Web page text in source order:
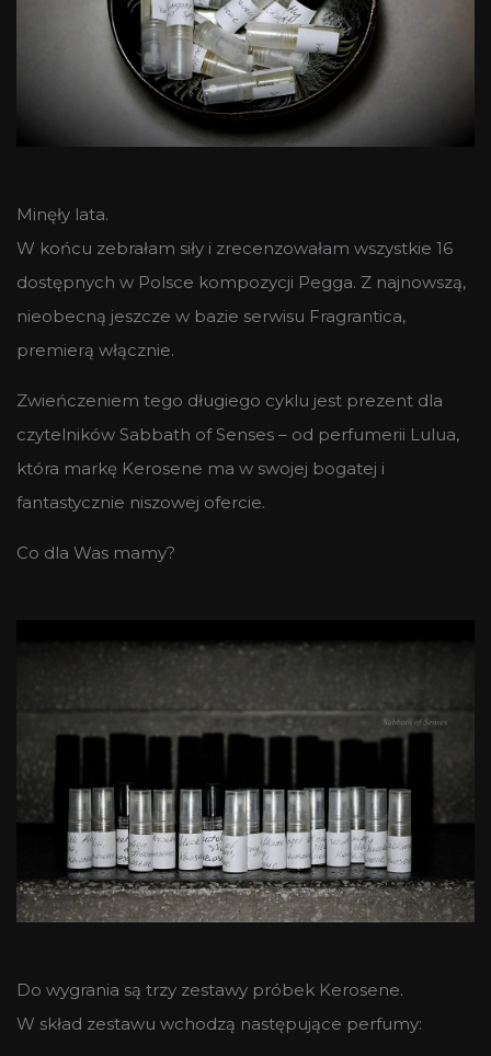
Minęły lata.
W końcu zebrałam siły i zrecenzowałam wszystkie 16
dostępnych w Polsce kompozycji Pegga. Z najnowszą,
nieobecną jeszcze w bazie serwisu Fragrantica,
premierą włącznie.
Zwieńczeniem tego długiego cyklu jest prezent dla
czytelników Sabbath of Senses – od perfumerii Lulua,
która markę Kerosene ma w swojej bogatej i
fantastycznie niszowej ofercie.
Co dla Was mamy?
Do wygrania są trzy zestawy próbek Kerosene.
W skład zestawu wchodzą następujące perfumy: